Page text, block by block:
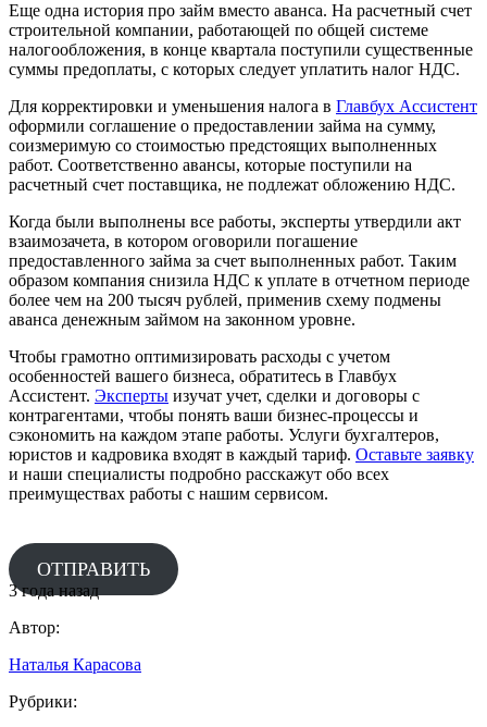
Еще одна история про займ вместо аванса. На расчетный счет
строительной компании, работающей по общей системе
налогообложения, в конце квартала поступили существенные
суммы предоплаты, с которых следует уплатить налог НДС.
Для корректировки и уменьшения налога в Главбух Ассистент
оформили соглашение о предоставлении займа на сумму,
соизмеримую со стоимостью предстоящих выполненных
работ. Соответственно авансы, которые поступили на
расчетный счет поставщика, не подлежат обложению НДС.
Когда были выполнены все работы, эксперты утвердили акт
взаимозачета, в котором оговорили погашение
предоставленного займа за счет выполненных работ. Таким
образом компания снизила НДС к уплате в отчетном периоде
более чем на 200 тысяч рублей, применив схему подмены
аванса денежным займом на законном уровне.
Чтобы грамотно оптимизировать расходы с учетом
особенностей вашего бизнеса, обратитесь в Главбух
Ассистент. Эксперты изучат учет, сделки и договоры с
контрагентами, чтобы понять ваши бизнес-процессы и
сэкономить на каждом этапе работы. Услуги бухгалтеров,
юристов и кадровика входят в каждый тариф. Оставьте заявку
и наши специалисты подробно расскажут обо всех
преимуществах работы с нашим сервисом.
ОТПРАВИТЬ
3 года назад
Автор:
Наталья Карасова
Рубрики: